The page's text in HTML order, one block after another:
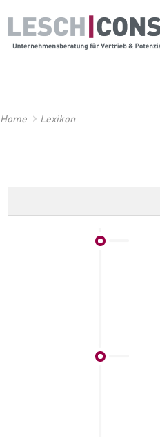
Home Lexikon